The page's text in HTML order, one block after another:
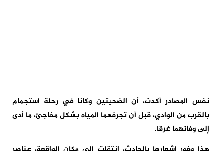
نفس المصادر أكدت، أن الضحيتين وكانا في رحلة استجمام
بالقرب من الوادي، قبل أن تجرفهما المياه بشكل مفاجئ، ما أدى
إلى وفاتهما غرقا.